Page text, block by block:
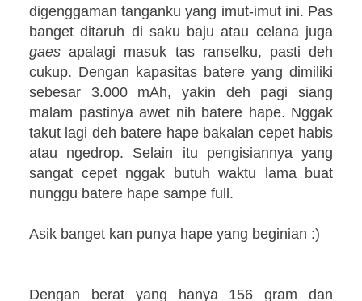
digenggaman tanganku yang imut-imut ini. Pas
banget ditaruh di saku baju atau celana juga
gaesapalagi masuk tas ranselku, pasti deh
cukup. Dengan kapasitas batere yang dimiliki
sebesar 3.000 mAh, yakin deh pagi siang
malam pastinya awet nih batere hape. Nggak
takut lagi deh batere hape bakalan cepet habis
atau ngedrop. Selain itu pengisiannya yang
sangat cepet nggak butuh waktu lama buat
nunggu batere hape sampe full.
Asik banget kan punya hape yang beginian :)
Dengan berat yang hanya 156 gram dan